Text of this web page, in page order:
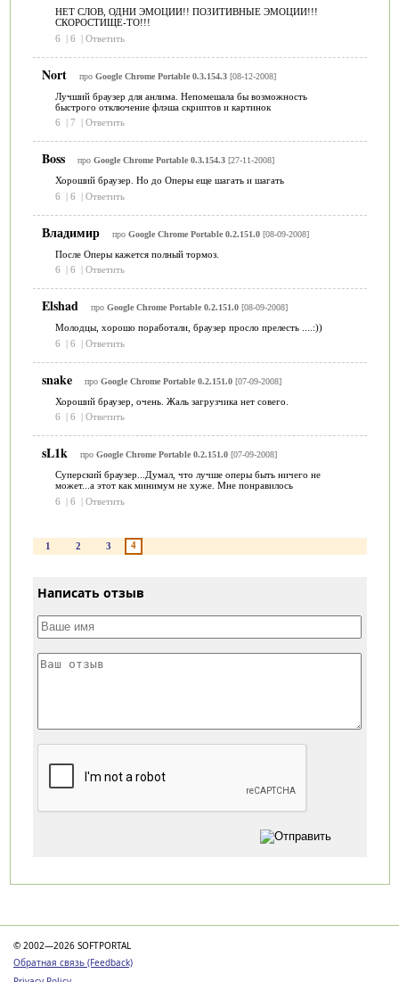
НЕТ СЛОВ, ОДНИ ЭМОЦИИ!! ПОЗИТИВНЫЕ ЭМОЦИИ!!!
СКОРОСТИЩЕ-ТО!!!
6
| 6 | Ответить
Nort про Google Chrome Portable 0.3.154.3[08-12-2008]
Лучший браузер для анлима. Непомешала бы возможность
быстрого отключение флэша скриптов и картинок
6
| 7 | Ответить
Boss про Google Chrome Portable 0.3.154.3[27-11-2008]
Хороший браузер. Но до Оперы еще шагать и шагать
6
| 6 | Ответить
Владимир про Google Chrome Portable 0.2.151.0[08-09-2008]
После Оперы кажется полный тормоз.
6
| 6 | Ответить
Elshad про Google Chrome Portable 0.2.151.0[08-09-2008]
Молодцы, хорошо поработали, браузер просло прелесть ....:))
6
| 6 | Ответить
snake про Google Chrome Portable 0.2.151.0[07-09-2008]
Хороший браузер, очень. Жаль загрузчика нет совего.
6
| 6 | Ответить
sL1k про Google Chrome Portable 0.2.151.0[07-09-2008]
Суперский браузер...Думал, что лучше оперы быть ничего не
может...а этот как минимум не хуже. Мне понравилось
6
| 6 | Ответить
1 2 3 4
Написать отзыв
© 2002—2026 SOFTPORTAL
Обратная связь (Feedback)